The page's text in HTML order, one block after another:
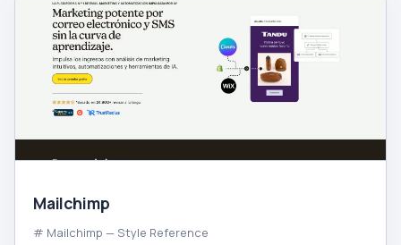
Mailchimp
# Mailchimp — Style Reference